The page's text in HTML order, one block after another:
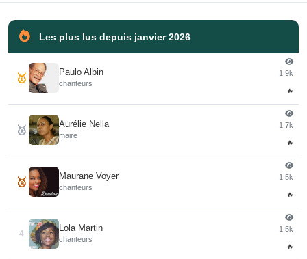
Les plus lus depuis janvier 2026
🥇 Paulo Albin
chanteurs
1.9k
🔥
🥈 Aurélie Nella
maire
1.7k
🔥
🥉 Maurane Voyer
chanteurs
1.5k
🔥
4
Lola Martin
chanteurs
1.5k
🔥